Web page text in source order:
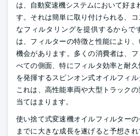
は、自動変速機システムにおいて好ま
す。それは簡単に取り付けられる、
なフィルタリングを提供するからで
は、フィルターの特徴と性能により
機会があります。多くの消費者は、
べての側面、特にフィルタ効率と耐
を発揮するスピンオン式オイルフィル
これは、高性能車両や大型トラック
当てはまります。
使い捨て式変速機オイルフィルター
までに大きな成長を遂げると予想さ